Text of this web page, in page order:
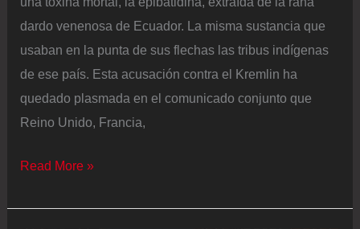
dardo venenosa de Ecuador. La misma sustancia que
usaban en la punta de sus flechas las tribus indígenas
de ese país. Esta acusación contra el Kremlin ha
quedado plasmada en el comunicado conjunto que
Reino Unido, Francia,
Cinco
europeos
Read More »